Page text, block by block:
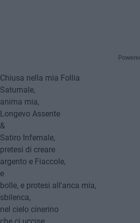
Chiusa nella mia Follia
Saturnale,
anima mia,
Longevo Assente
&
Satiro Infernale,
pretesi di creare
argento e Fiaccole,
e
bolle, e protesi all'anca mia,
sbilenca,
nel cielo cinerino
che ci uccise,